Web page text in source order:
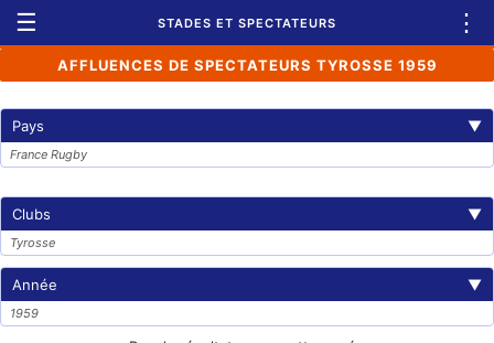
☰ STADES ET SPECTATEURS ⋮
AFFLUENCES DE SPECTATEURS TYROSSE 1959
Pays ▼
France Rugby
Clubs ▼
Tyrosse
Année ▼
1959